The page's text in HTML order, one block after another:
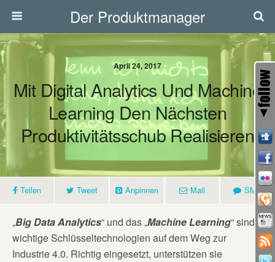
Der Produktmanager
April 24, 2017
Mit Digital Analytics Und Machine
Learning Den Nächsten
Produktivitätsschub Realisieren
Teilen Tweet Anpinnen Mail SMS
„Big Data Analytics“ und das „Machine Learning“ sind
wichtige Schlüsseltechnologien auf dem Weg zur
Industrie 4.0. Richtig eingesetzt, unterstützen sie